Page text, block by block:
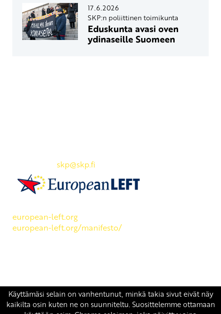
17.6.2026
SKP:n poliittinen toimikunta
Eduskunta avasi oven
ydinaseille Suomeen
skp@skp.fi
european-left.org
european-left.org/manifesto/
Copyright 2026 © SKP| Tietosuojaseloste